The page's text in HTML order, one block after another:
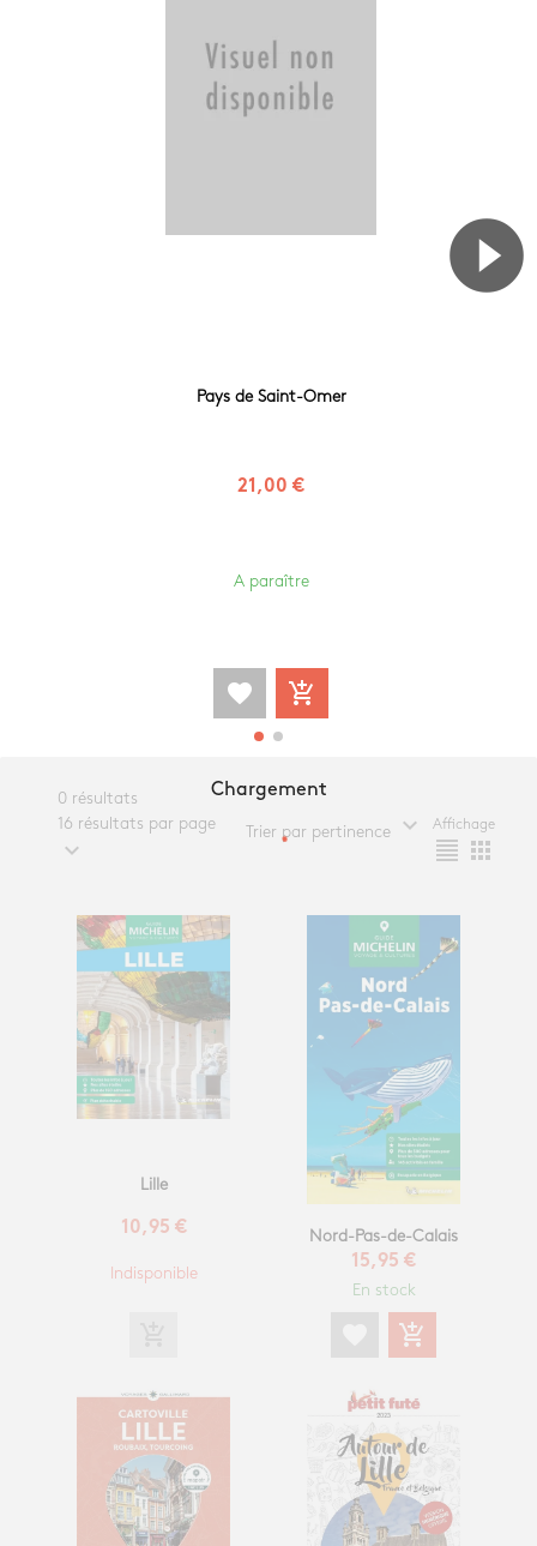
Pays de Saint-Omer
21,00 €
A paraître
favorite add_shopping_cart
Chargement
0 résultats
16 résultats par page
expand_more
Trier par pertinence expand_more Affichage
format_align_justify apps
Lille
10,95 €
Indisponible
Nord-Pas-de-Calais
15,95 €
En stock
add_shopping_cart